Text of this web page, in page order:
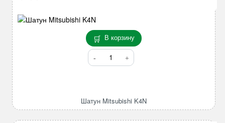
В корзину
Количество
товара
Шатун Mitsubishi K4N